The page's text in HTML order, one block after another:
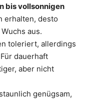
bis vollsonnigen
erhalten, desto
aus.
toleriert, allerdings
dauerhaft
aber nicht
genügsam,